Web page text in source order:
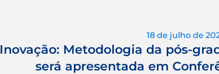
18 de julho de
Inovação: Metodologia da pós-
será apresentada em